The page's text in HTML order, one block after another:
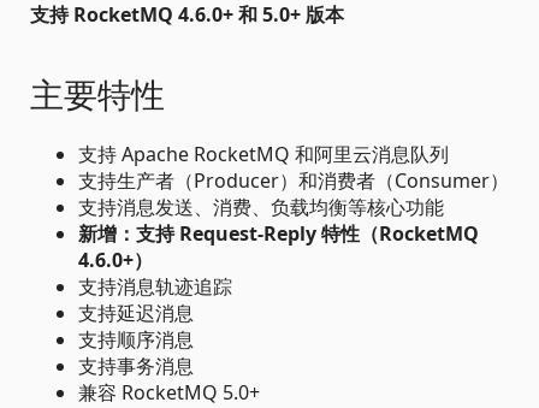
支持 RocketMQ 4.6.0+ 和 5.0+ 版本
主要特性
支持 Apache RocketMQ 和阿里云消息队列
支持生产者（Producer）和消费者（Consumer）
支持消息发送、消费、负载均衡等核心功能
新增：支持 Request-Reply 特性（RocketMQ
4.6.0+）
支持消息轨迹追踪
支持延迟消息
支持顺序消息
支持事务消息
兼容 RocketMQ 5.0+